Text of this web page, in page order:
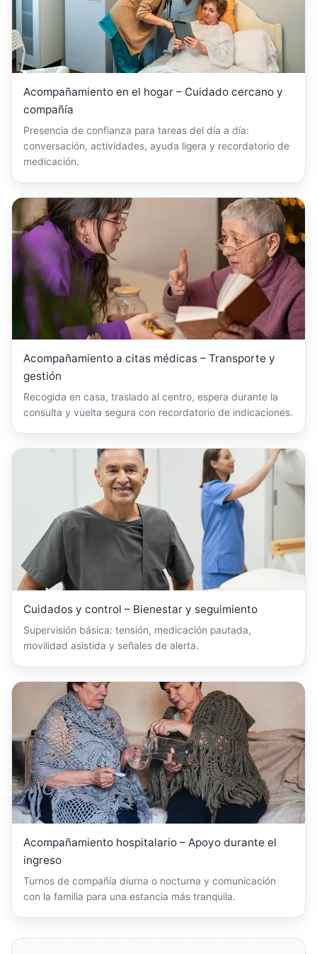
Acompañamiento en el hogar – Cuidado cercano y
compañía
Presencia de confianza para tareas del día a día:
conversación, actividades, ayuda ligera y recordatorio de
medicación.
Acompañamiento a citas médicas – Transporte y
gestión
Recogida en casa, traslado al centro, espera durante la
consulta y vuelta segura con recordatorio de indicaciones.
Cuidados y control – Bienestar y seguimiento
Supervisión básica: tensión, medicación pautada,
movilidad asistida y señales de alerta.
Acompañamiento hospitalario – Apoyo durante el
ingreso
Turnos de compañía diurna o nocturna y comunicación
con la familia para una estancia más tranquila.